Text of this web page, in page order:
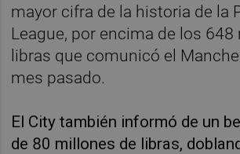
mayor cifra de la historia de la
League, por encima de los
libras que comunicó el
mes pasado.
El City también informó de un
de 80 millones de libras,